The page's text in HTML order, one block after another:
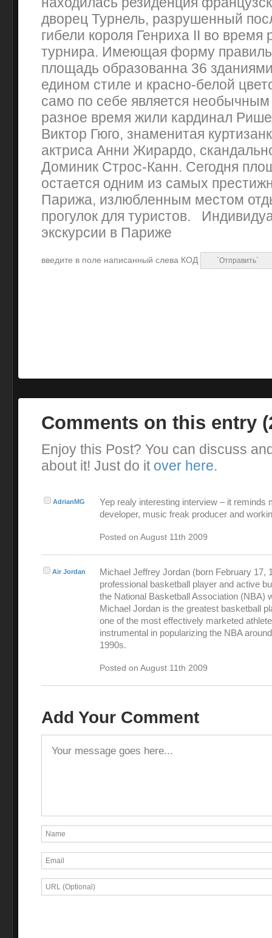
дворец Турнель, разрушенный
гибели короля Генриха II во время
турнира. Имеющая форму
площадь образованна 36
едином стиле и красно-белой
само по себе является
разное время жили кардинал
Виктор Гюго, знаменитая
актриса Анни Жирардо,
Доминик Строс-Канн. Сегодня
остается одним из самых
Парижа, излюбленным местом
прогулок для туристов.
экскурсии в Париже
введите в поле написанный слева КОД
Comments on this entry
Enjoy this Post? You can discuss
about it! Just do it over here.
AdrianMG
Yep realy interesting interview – it reminds
developer, music freak producer and
Posted on August 11th 2009
Air Jordan
Michael Jeffrey Jordan (born February 17,
professional basketball player and active
the National Basketball Association (NBA)
Michael Jordan is the greatest basketball
one of the most effectively marketed
instrumental in popularizing the NBA
1990s.
Posted on August 11th 2009
Add Your Comment